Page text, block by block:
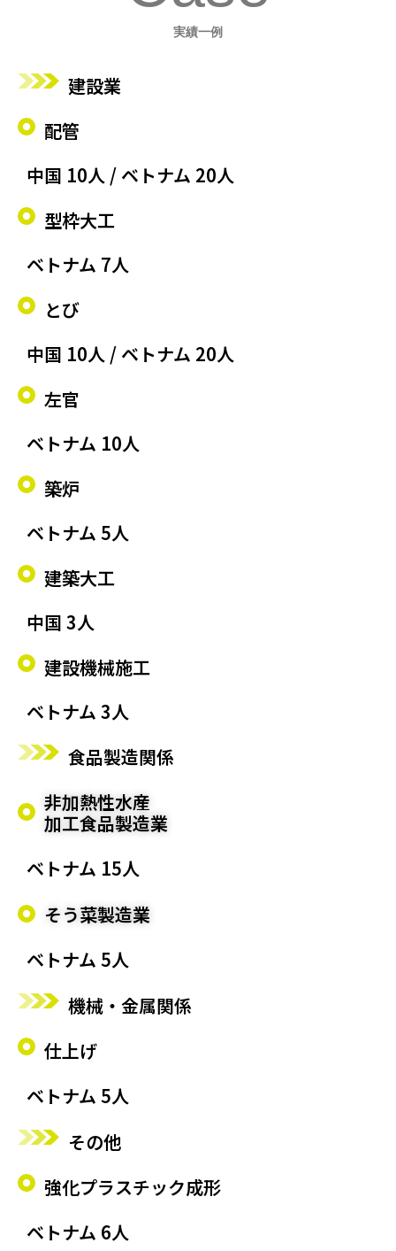
実績一例
建設業
配管
中国 10人 / ベトナム 20人
型枠大工
ベトナム 7人
とび
中国 10人 / ベトナム 20人
左官
ベトナム 10人
築炉
ベトナム 5人
建築大工
中国 3人
建設機械施工
ベトナム 3人
食品製造関係
非加熱性水産
加工食品製造業
ベトナム 15人
そう菜製造業
ベトナム 5人
機械・金属関係
仕上げ
ベトナム 5人
その他
強化プラスチック成形
ベトナム 6人